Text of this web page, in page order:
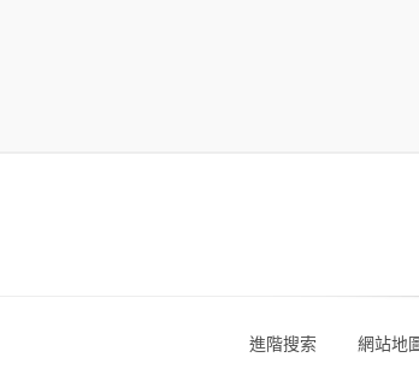
進階搜索 網站地